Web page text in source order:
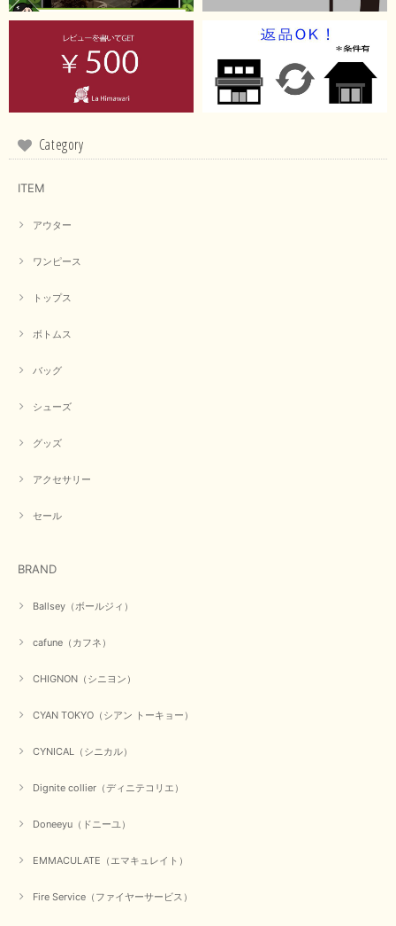
2026/05/21
イエローと表示ありますが、黄緑っぽい気がします
この度は商品のお買い上げ誠にありがとうございました。 仰
る通り、ブランドでのカラー表記はイエローですが。 実際は
境や見る人の判断の違いで誤差がでてしまうと思います。 ご
指摘ありがとうございました。 又のご来店お待ちしておりま
お気に召していただき何よりでございます。 又のご来店お待
良いお買い物が出来ました。 商品も良い物で購入して良かったです。
この度は数多くあるお店の中から当店でお声かけをいただき誠
のお客様に喜んでいただく、それが理想なのですが。 メーカ
くださいませ。 ありがとうございました。
2026/01/04
お正月休みだろうとそんなに早くにご対応頂けると期待していなかったので
嬉しく思います。 ありがとうございました。 又のご来店お待
Category
ITEM
アウター
ワンピース
トップス
ボトムス
バッグ
シューズ
グッズ
アクセサリー
セール
BRAND
Ballsey（ボールジィ）
cafune（カフネ）
CHIGNON（シニヨン）
CYAN TOKYO（シアン トーキョー）
CYNICAL（シニカル）
Dignite collier（ディニテコリエ）
Doneeyu（ドニーユ）
EMMACULATE（エマキュレイト）
Fire Service（ファイヤーサービス）